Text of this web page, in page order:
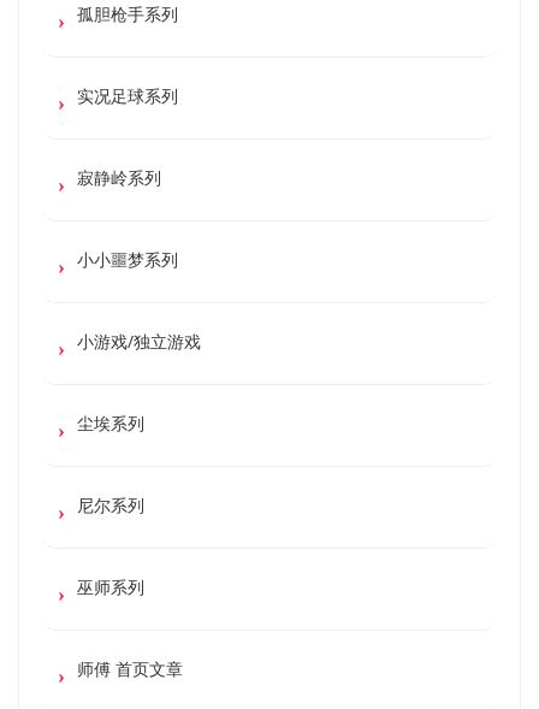
孤胆枪手系列
实况足球系列
寂静岭系列
小小噩梦系列
小游戏/独立游戏
尘埃系列
尼尔系列
巫师系列
师傅 首页文章